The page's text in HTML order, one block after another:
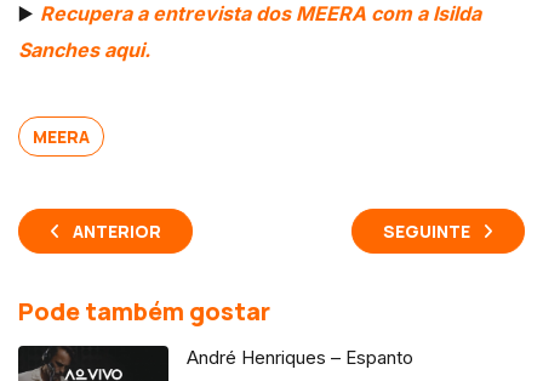
▶️ Recupera a entrevista dos MEERA com a Isilda
Sanches aqui.
MEERA
ANTERIOR SEGUINTE
Pode também gostar
André Henriques – Espanto